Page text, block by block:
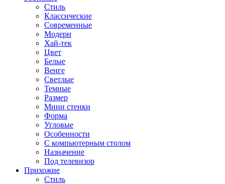
Стиль
Классические
Современные
Модерн
Хай-тек
Цвет
Белые
Венге
Светлые
Темные
Размер
Мини стенки
Форма
Угловые
Особенности
С компьютерным столом
Назначение
Под телевизор
Прихожие
Стиль